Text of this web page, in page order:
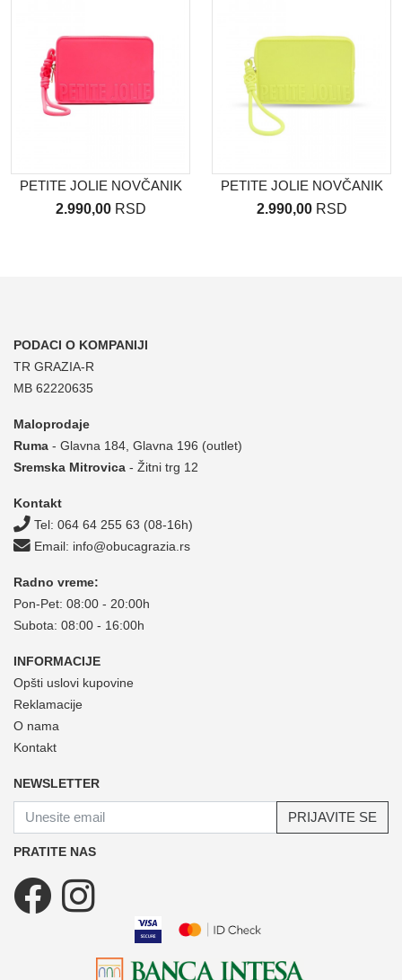
PETITE JOLIE NOVČANIK
2.990,00RSD
PETITE JOLIE NOVČANIK
2.990,00RSD
PODACI O KOMPANIJI
TR GRAZIA-R
MB 62220635
Maloprodaje
Ruma - Glavna 184, Glavna 196 (outlet)
Sremska Mitrovica - Žitni trg 12
Kontakt
Tel: 064 64 255 63 (08-16h)
Email: info@obucagrazia.rs
Radno vreme:
Pon-Pet: 08:00 - 20:00h
Subota: 08:00 - 16:00h
INFORMACIJE
Opšti uslovi kupovine
Reklamacije
O nama
Kontakt
NEWSLETTER
PRIJAVITE SE
PRATITE NAS